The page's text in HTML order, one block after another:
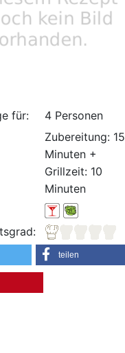
für: 4 Personen
Zubereitung: 15
Minuten +
Grillzeit: 10
Minuten
teilen